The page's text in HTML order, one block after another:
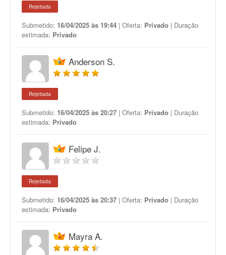
Rejeitada
Submetido: 16/04/2025 às 19:44 | Oferta: Privado | Duração
estimada: Privado
Anderson S.
Rejeitada
Submetido: 16/04/2025 às 20:27 | Oferta: Privado | Duração
estimada: Privado
Felipe J.
Rejeitada
Submetido: 16/04/2025 às 20:37 | Oferta: Privado | Duração
estimada: Privado
Mayra A.